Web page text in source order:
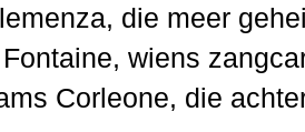
die meer
wiens
Corleone, die